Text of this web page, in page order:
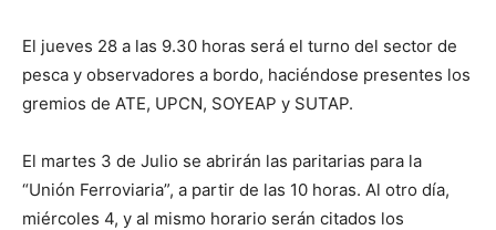
El jueves 28 a las 9.30 horas será el turno del sector de
pesca y observadores a bordo, haciéndose presentes los
gremios de ATE, UPCN, SOYEAP y SUTAP.
El martes 3 de Julio se abrirán las paritarias para la
“Unión Ferroviaria”, a partir de las 10 horas. Al otro día,
miércoles 4, y al mismo horario serán citados los